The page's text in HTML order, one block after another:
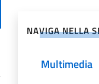
NAVIGA NELLA
Multimedia